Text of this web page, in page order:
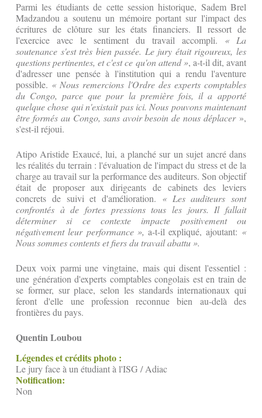
Parmi les étudiants de cette session historique, Sadem Brel
Madzandou a soutenu un mémoire portant sur l'impact des
écritures de clôture sur les états financiers. Il ressort de
l'exercice avec le sentiment du travail accompli. « La
soutenance s'est très bien passée. Le jury était rigoureux, les
questions pertinentes, et c'est ce qu'on attend », a-t-il dit, avant
d'adresser une pensée à l'institution qui a rendu l'aventure
possible. « Nous remercions l'Ordre des experts comptables
du Congo, parce que pour la première fois, il a apporté
quelque chose qui n'existait pas ici. Nous pouvons maintenant
être formés au Congo, sans avoir besoin de nous déplacer»,
s'est-il réjoui.
Atipo Aristide Exaucé, lui, a planché sur un sujet ancré dans
les réalités du terrain : l'évaluation de l'impact du stress et de la
charge au travail sur la performance des auditeurs. Son objectif
était de proposer aux dirigeants de cabinets des leviers
concrets de suivi et d'amélioration. « Les auditeurs sont
confrontés à de fortes pressions tous les jours. Il fallait
déterminer si ce contexte impacte positivement ou
négativement leur performance »,a-t-il expliqué, ajoutant: «
Nous sommes contents et fiers du travail abattu ».
Deux voix parmi une vingtaine, mais qui disent l'essentiel :
une génération d'experts comptables congolais est en train de
se former, sur place, selon les standards internationaux qui
feront d'elle une profession reconnue bien au-delà des
frontières du pays.
Quentin Loubou
Légendes et crédits photo :
Le jury face à un étudiant à l'ISG / Adiac
Notification:
Non